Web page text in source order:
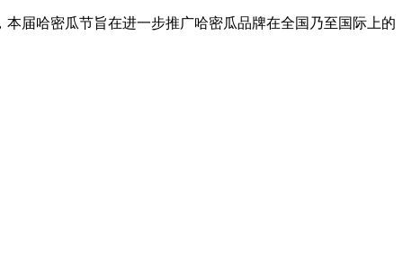
届哈密瓜节旨在进一步推广哈密瓜品牌在全国乃至国际上的